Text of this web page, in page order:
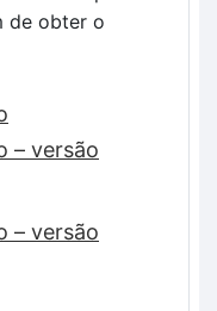
de obter o
– versão
– versão